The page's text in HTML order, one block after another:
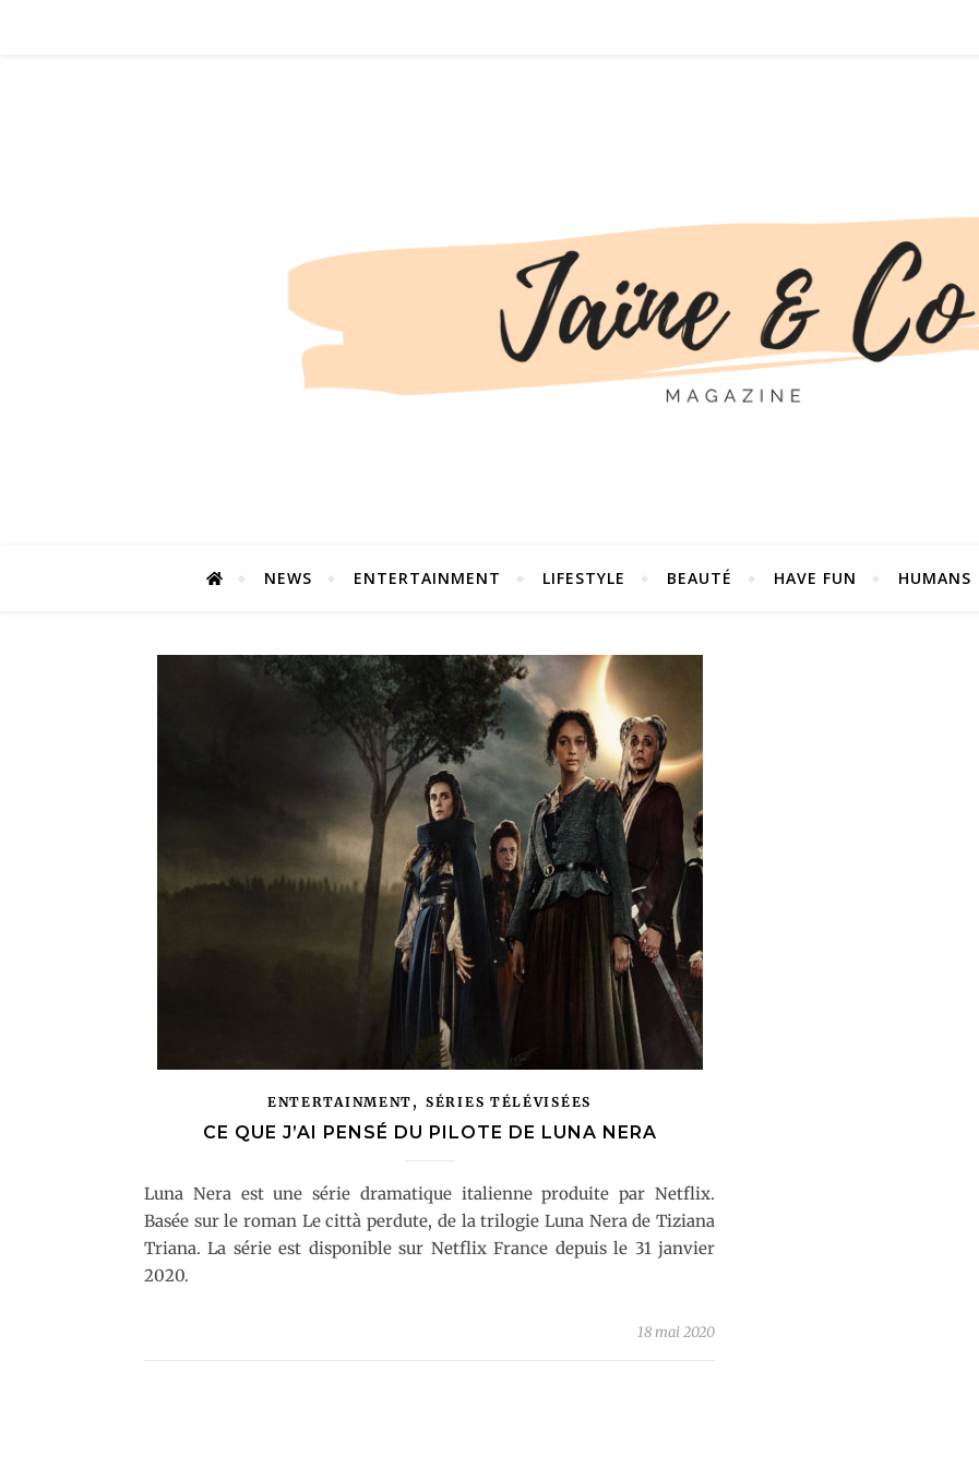
Be bold. Be brave. Be You.
NEWS ENTERTAINMENT LIFESTYLE BEAUTÉ HAVE FUN HUMANS
ENTERTAINMENT ,SÉRIES TÉLÉVISÉES
CE QUE J’AI PENSÉ DU PILOTE DE LUNA NERA
Luna Nera est une série dramatique italienne produite par Netflix.
Basée sur le roman Le città perdute, de la trilogie Luna Nera de Tiziana
Triana. La série est disponible sur Netflix France depuis le 31 janvier
2020.
18 mai 2020